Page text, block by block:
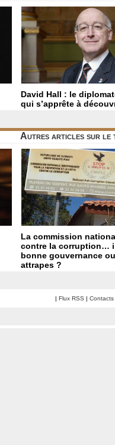
David Hall : le
qui s’apprête à
Autres articles sur le
La commission
contre la corruption…
bonne gouvernance
attrapes ?
| Flux RSS | Contacts